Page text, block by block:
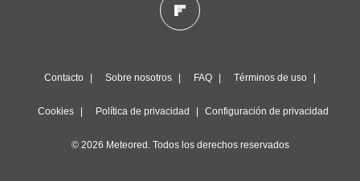
Contacto Sobre nosotros FAQ Términos de uso
Cookies Política de privacidad Configuración de privacidad
© 2026 Meteored. Todos los derechos reservados